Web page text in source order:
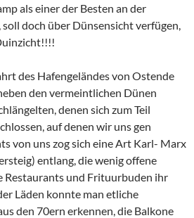
als einer der Besten an der
soll doch über Dünsensicht verfügen,
des Hafengeländes von Ostende
den vermeintlichen Dünen
denen sich zum Teil
auf denen wir uns gen
von uns zog sich eine Art Karl- Marx
entlang, die wenig offene
Restaurants und Frituurbuden ihr
Läden konnte man etliche
den 70ern erkennen, die Balkone